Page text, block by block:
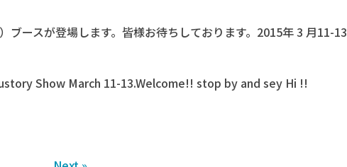
ブースが登場します。皆様お待ちしております。2015年 3 月11-13
Show March 11-13.Welcome!! stop by and sey Hi !!